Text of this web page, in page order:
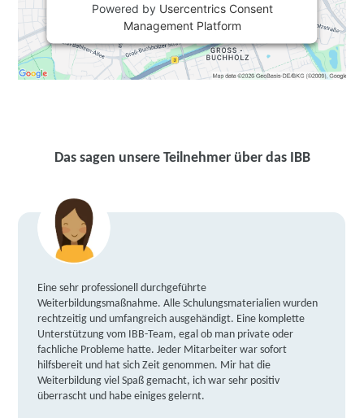
Powered by Usercentrics Consent
Management Platform
Das sagen unsere Teilnehmer über das IBB
Eine sehr professionell durchgeführte
Weiterbildungsmaßnahme. Alle Schulungsmaterialien wurden
rechtzeitig und umfangreich ausgehändigt. Eine komplette
Unterstützung vom IBB-Team, egal ob man private oder
fachliche Probleme hatte. Jeder Mitarbeiter war sofort
hilfsbereit und hat sich Zeit genommen. Mir hat die
Weiterbildung viel Spaß gemacht, ich war sehr positiv
überrascht und habe einiges gelernt.